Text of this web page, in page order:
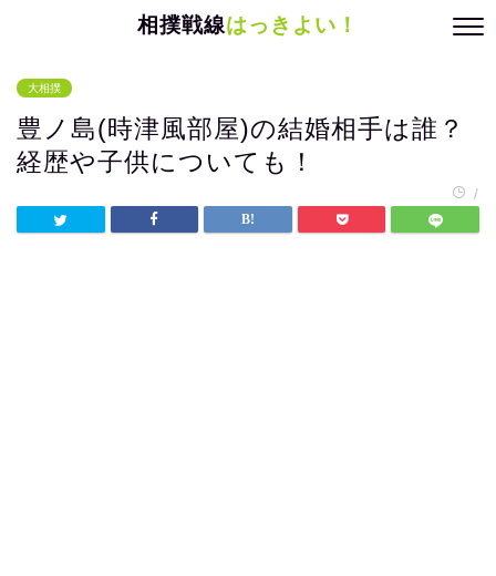
相撲戦線はっきよい！
大相撲
豊ノ島(時津風部屋)の結婚相手は誰？
経歴や子供についても！
/